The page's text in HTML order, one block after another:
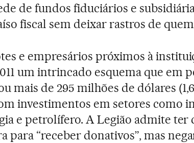
de fundos fiduciários e
fiscal sem deixar rastros de
e empresários próximos à
um intrincado esquema que em
mais de 295 milhões de dólares
investimentos em setores como
e petrolífero. A Legião admite ter
para “receber donativos”, mas